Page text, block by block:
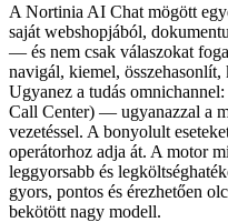
A Nortinia AI Chat mögött
saját webshopjából,
— és nem csak válaszokat
navigál, kiemel,
Ugyanez a tudás
Call Center) — ugyanazzal a
vezetéssel. A bonyolult
operátorhoz adja át. A motor
leggyorsabb és
gyors, pontos és érezhetően
bekötött nagy modell.